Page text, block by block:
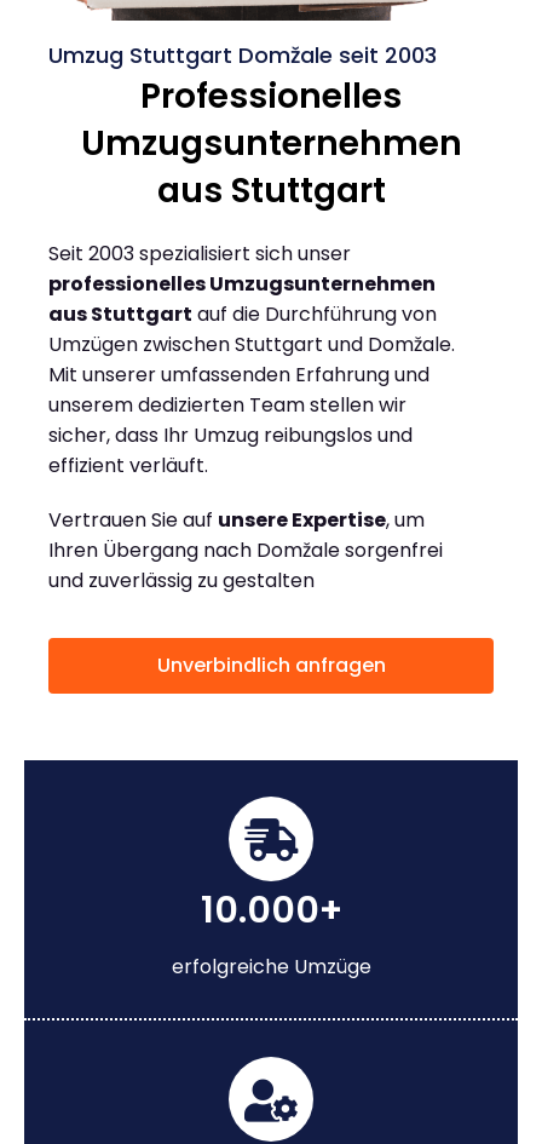
Umzug Stuttgart Domžale seit 2003
Professionelles
Umzugsunternehmen
aus Stuttgart
Seit 2003 spezialisiert sich unser
professionelles Umzugsunternehmen
aus Stuttgart auf die Durchführung von
Umzügen zwischen Stuttgart und Domžale.
Mit unserer umfassenden Erfahrung und
unserem dedizierten Team stellen wir
sicher, dass Ihr Umzug reibungslos und
effizient verläuft.
Vertrauen Sie auf unsere Expertise, um
Ihren Übergang nach Domžale sorgenfrei
und zuverlässig zu gestalten
Unverbindlich anfragen
10.000+
erfolgreiche Umzüge